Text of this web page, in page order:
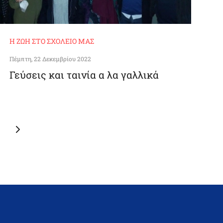
Η ΖΩΉ ΣΤΟ ΣΧΟΛΕΊΟ ΜΑΣ
Πέμπτη, 22 Δεκεμβρίου 2022
Γεύσεις και ταινία α λα γαλλικά